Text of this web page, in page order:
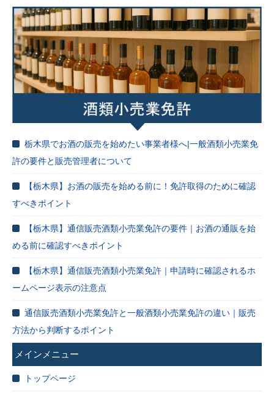
栃木県でお酒の販売を始めたい事業者様へ|一般酒類小売業免
許の要件と販売管理者について
【栃木県】お酒の販売を始める前に！免許取得のために確認
すべきポイント
【栃木県】通信販売酒類小売業免許の要件｜お酒の通販を始
める前に確認すべきポイント
【栃木県】通信販売酒類小売業免許｜申請時に確認されるホ
ームページ表示の注意点
通信販売酒類小売業免許と一般酒類小売業免許の違い｜販売
方法から判断するポイント
メインメニュー
トップページ